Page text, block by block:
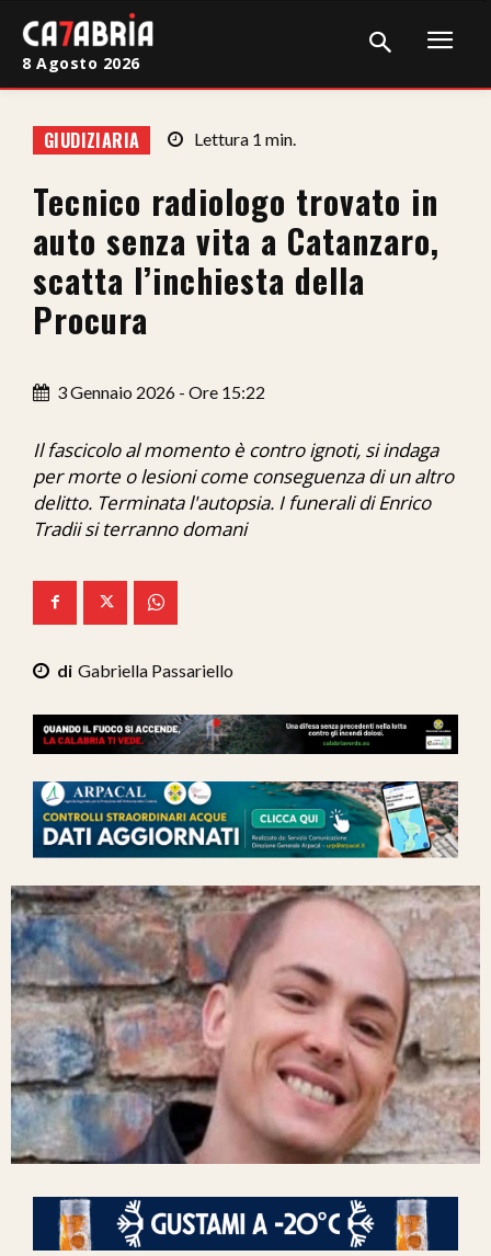
Cronaca
Giudiziaria
Politica
Sport
Sanità
Economia
Ita-Mondo
We Calabria
8 Agosto 2026
GIUDIZIARIA Lettura 1 min.
Tecnico radiologo trovato in
auto senza vita a Catanzaro,
scatta l’inchiesta della
Procura
3 Gennaio 2026 - Ore 15:22
Il fascicolo al momento è contro ignoti, si indaga
per morte o lesioni come conseguenza di un altro
delitto. Terminata l'autopsia. I funerali di Enrico
Tradii si terranno domani
Gabriella Passariello